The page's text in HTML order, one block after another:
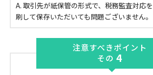
A. 取引先が紙保管の形式で、税務監査対応
刷して保存いただいても問題ございません。
注意すべきポイント
その 4